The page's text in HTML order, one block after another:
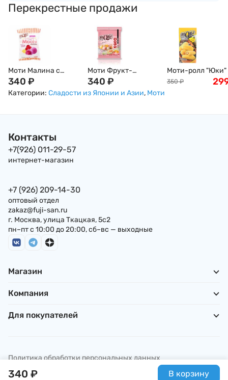
340 ₽ В корзину
Перекрестные продажи
Моти Малина с
заварным кремом
Q-idea, 110 г,
Тайвань
340 ₽
Моти Фрукт-
Ассорти" Дыня /
Апельсин/
340 ₽
Моти-ролл "Юки"
вкусом спелого
350 ₽
Категории: Сладости из Японии и Азии, Моти
Контакты
+7(926) 011-29-57
интернет-магазин
+7 (926) 209-14-30
оптовый отдел
zakaz@fuji-san.ru
г. Москва, улица Ткацкая, 5с2
пн–пт с 10:00 до 20:00, сб–вс — выходные
Магазин
Компания
Для покупателей
Политика обработки персональных данных